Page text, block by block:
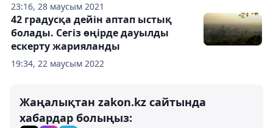
23:16, 28 маусым 2021
19:34, 22 маусым 2022
42 градусқа дейін аптап ыстық
болады. Сегіз өңірде дауылды
ескерту жарияланды
Жаңалықтан zakon.kz сайтында
хабардар болыңыз: